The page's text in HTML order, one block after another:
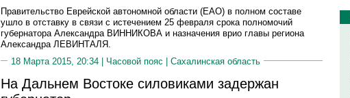
Правительство Еврейской автономной области (ЕАО) в полном составе
ушло в отставку в связи с истечением 25 февраля срока полномочий
губернатора Александра ВИННИКОВА и назначения врио главы региона
Александра ЛЕВИНТАЛЯ.
18 Марта 2015, 20:34 | Часовой пояс | Сахалинская область
На Дальнем Востоке силовиками задержан